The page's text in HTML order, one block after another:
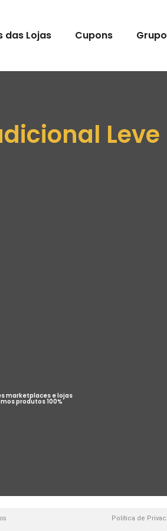
das Lojas Cupons
Leve
marketplaces e lojas
produtos 100%
Política de